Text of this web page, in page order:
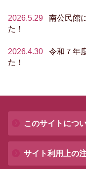
2026.5.29
南公民館
た！
2026.4.30
令和７年
た！
このサイトにつ
サイト利用上の